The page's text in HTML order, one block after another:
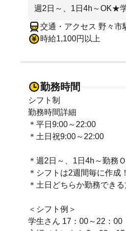
週2日～、1日4h～OK★
交通・アクセス 野々市
時給1,100円以上
勤務時間
シフト制
勤務時間詳細
＊平日9:00～22:00
＊土日祝9:00～22:00
＊週2日～、1日4h～勤務
＊シフトは2週間毎に作成！
＊土日どちらか勤務できる
＜シフト例＞
学生さん 17：00～22：00